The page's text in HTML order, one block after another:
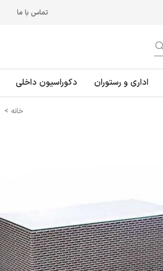
تماس با ما
اداری و رستوران دکوراسیون داخلی
خانه >